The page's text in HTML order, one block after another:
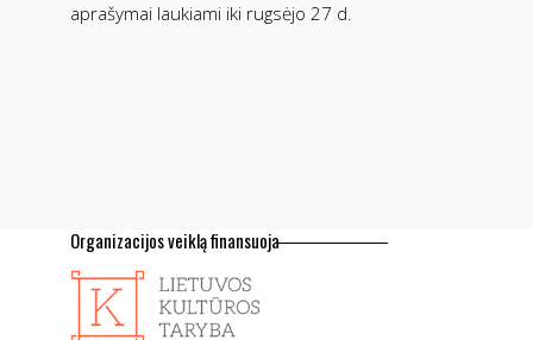
aprašymai laukiami iki rugsėjo 27 d.
Organizacijos veiklą finansuoja